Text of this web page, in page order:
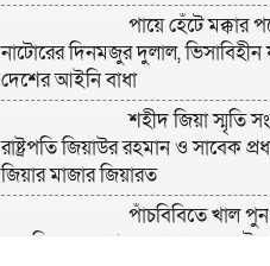
পায়ে হেঁটে মক্কার
নাটোরের দিনমজুর দুলাল, ভিসাবিহীন
দেশের আইনি বাধা
শহীদ জিয়া স্মৃতি
রাষ্ট্রপতি জিয়াউর রহমান ও সাবেক
জিয়ার মাজার জিয়ারত
পাঁচবিবিতে খাল
অব্যয়িত ১০ লাখ ৮৭ হাজার ২৬৫ টাকা